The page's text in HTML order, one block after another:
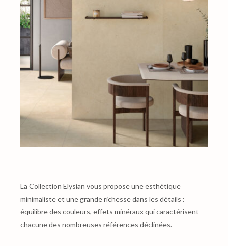
La Collection Elysian vous propose une esthétique
minimaliste et une grande richesse dans les détails :
équilibre des couleurs, effets minéraux qui caractérisent
chacune des nombreuses références déclinées.